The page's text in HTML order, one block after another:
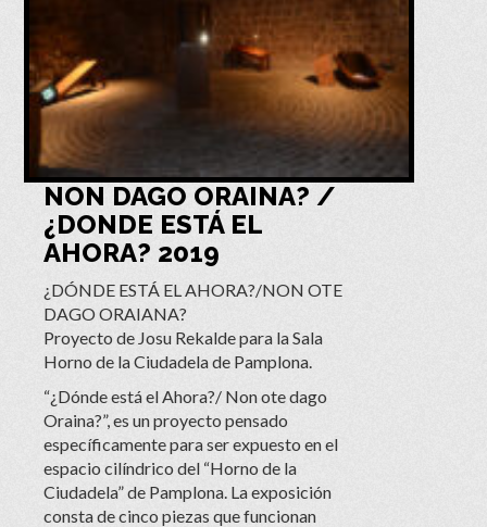
NON DAGO ORAINA? /
¿DONDE ESTÁ EL
AHORA? 2019
¿DÓNDE ESTÁ EL AHORA?/NON OTE
DAGO ORAIANA?
Proyecto de Josu Rekalde para la Sala
Horno de la Ciudadela de Pamplona.
“¿Dónde está el Ahora?/ Non ote dago
Oraina?”, es un proyecto pensado
específicamente para ser expuesto en el
espacio cilíndrico del “Horno de la
Ciudadela” de Pamplona. La exposición
consta de cinco piezas que funcionan